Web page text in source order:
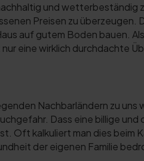
und wetterbeständig
Preisen zu überzeugen.
auf gutem Boden bauen.
eine wirklich durchdachte
Nachbarländern zu
Dass eine billige
Oft kalkuliert man dies beim
der eigenen Familie